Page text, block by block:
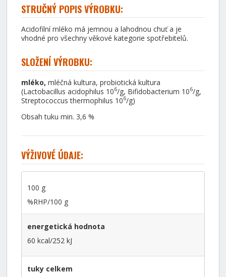
STRUČNÝ POPIS VÝROBKU:
Acidofilní mléko má jemnou a lahodnou chuť a je
vhodné pro všechny věkové kategorie spotřebitelů.
SLOŽENÍ VÝROBKU:
mléko, mléčná kultura, probiotická kultura
(Lactobacillus acidophilus 106/g, Bifidobacterium 106/g,
Streptococcus thermophilus 106/g)
Obsah tuku min. 3,6 %
VÝŽIVOVÉ ÚDAJE:
100 g
%RHP/100 g
energetická hodnota
60 kcal/252 kJ
tuky celkem